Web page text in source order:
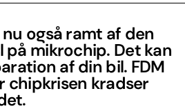
også ramt af den
på mikrochip. Det kan
af din bil. FDM
chipkrisen kradser